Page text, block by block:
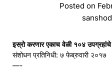
Posted on
इस्रो करणार एकाच वेळी १०४ उपग्रहांचे
संशोधन प्रतिनिधी: ७ फेब्रुवारी २०१७
—-